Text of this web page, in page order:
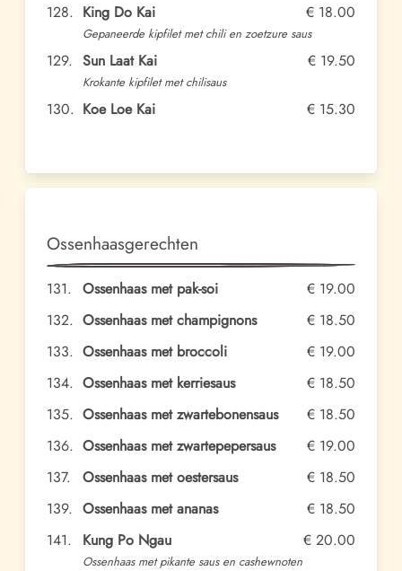
128. King Do Kai € 18.00
Gepaneerde kipfilet met chili en zoetzure saus
129. Sun Laat Kai € 19.50
Krokante kipfilet met chilisaus
130. Koe Loe Kai € 15.30
Ossenhaasgerechten
131. Ossenhaas met pak-soi
€ 19.00
132. Ossenhaas met champignons
€ 18.50
133. Ossenhaas met broccoli
€ 19.00
134. Ossenhaas met kerriesaus
€ 18.50
135. Ossenhaas met zwartebonensaus
€ 18.50
136. Ossenhaas met zwartepepersaus
€ 19.00
137.
Ossenhaas met oestersaus
€ 18.50
139. Ossenhaas met ananas
€ 18.50
141.
Kung Po Ngau € 20.00
Ossenhaas met pikante saus en cashewnoten